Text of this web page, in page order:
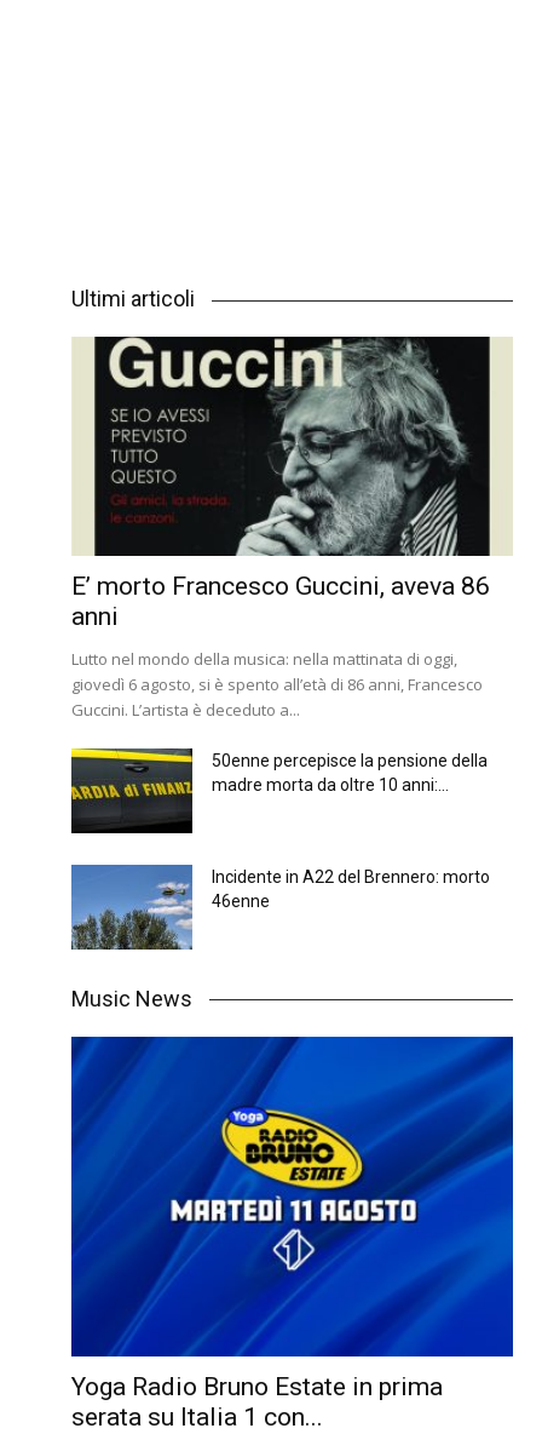
Ultimi articoli
E’ morto Francesco Guccini, aveva 86
anni
Lutto nel mondo della musica: nella mattinata di oggi,
giovedì 6 agosto, si è spento all’età di 86 anni, Francesco
Guccini. L’artista è deceduto a...
50enne percepisce la pensione della
madre morta da oltre 10 anni:...
Incidente in A22 del Brennero: morto
46enne
Music News
Yoga Radio Bruno Estate in prima
serata su Italia 1 con...